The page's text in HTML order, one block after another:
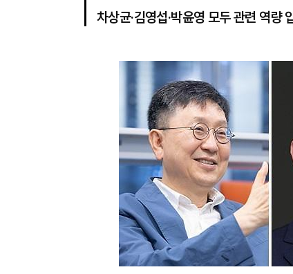
차상균·김영섭·박윤영 모두 관련 역량